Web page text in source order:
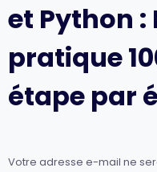
et Python
pratique
étape par
Votre adresse e-mail ne